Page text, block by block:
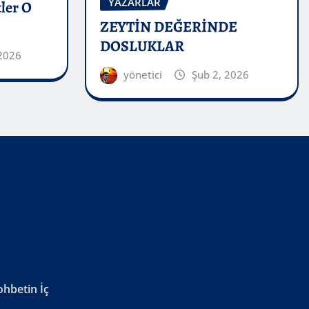
O
ZEYTİN DEĞERİNDE
DOSLUKLAR
yönetici Şub 2, 2026
İç